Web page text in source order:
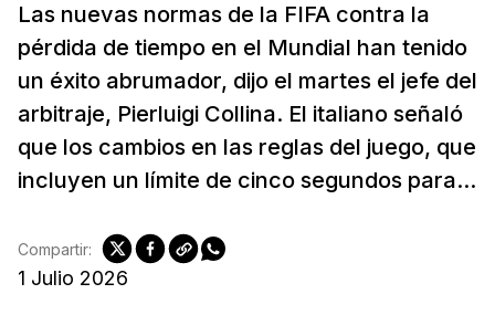
Las nuevas normas de la FIFA contra la
pérdida de tiempo en el Mundial han tenido
un éxito abrumador, dijo el martes el jefe del
arbitraje, Pierluigi Collina. El italiano señaló
que los cambios en las reglas del juego, que
incluyen un límite de cinco segundos para...
1 Julio 2026
Compartir: